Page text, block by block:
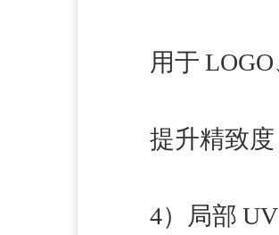
用于 LOGO
提升精致度
4）局部 UV